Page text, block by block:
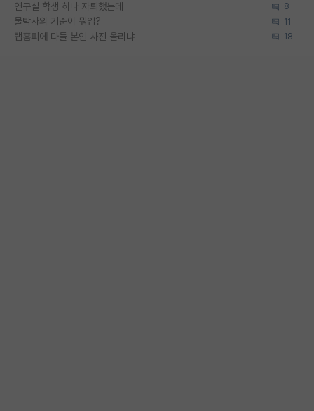
연구실 학생 하나 자퇴했는데 8
물박사의 기준이 뭐임? 11
랩홈피에 다들 본인 사진 올리냐 18